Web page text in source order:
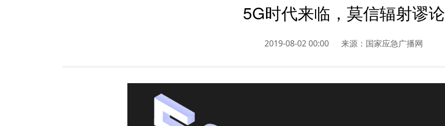
5G时代来临，莫信辐射谬论
2019-08-02 00:00 来源： 国家应急广播网